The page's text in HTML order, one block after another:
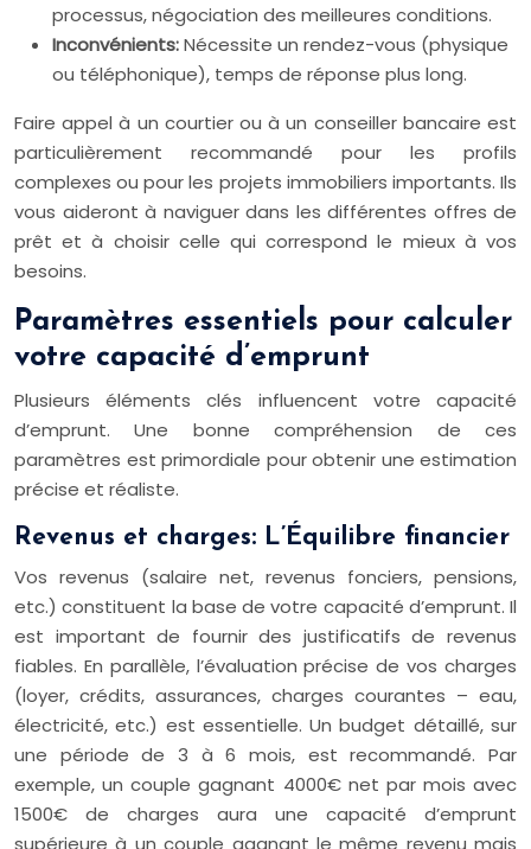
processus, négociation des meilleures conditions.
Inconvénients:Nécessite un rendez-vous (physique
ou téléphonique), temps de réponse plus long.
Faire appel à un courtier ou à un conseiller bancaire est
particulièrement recommandé pour les profils
complexes ou pour les projets immobiliers importants. Ils
vous aideront à naviguer dans les différentes offres de
prêt et à choisir celle qui correspond le mieux à vos
besoins.
Paramètres essentiels pour calculer
votre capacité d’emprunt
Plusieurs éléments clés influencent votre capacité
d’emprunt. Une bonne compréhension de ces
paramètres est primordiale pour obtenir une estimation
précise et réaliste.
Revenus et charges: L’Équilibre financier
Vos revenus (salaire net, revenus fonciers, pensions,
etc.) constituent la base de votre capacité d’emprunt. Il
est important de fournir des justificatifs de revenus
fiables. En parallèle, l’évaluation précise de vos charges
(loyer, crédits, assurances, charges courantes – eau,
électricité, etc.) est essentielle. Un budget détaillé, sur
une période de 3 à 6 mois, est recommandé. Par
exemple, un couple gagnant 4000€ net par mois avec
1500€ de charges aura une capacité d’emprunt
supérieure à un couple gagnant le même revenu mais